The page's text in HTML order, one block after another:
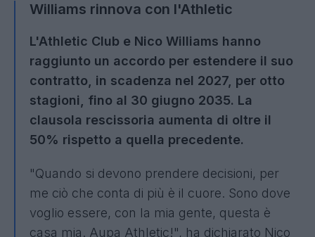
Williams rinnova con l'Athletic
L'Athletic Club e Nico Williams hanno
raggiunto un accordo per estendere il suo
contratto, in scadenza nel 2027, per otto
stagioni, fino al 30 giugno 2035. La
clausola rescissoria aumenta di oltre il
50% rispetto a quella precedente.
"Quando si devono prendere decisioni, per
me ciò che conta di più è il cuore. Sono dove
voglio essere, con la mia gente, questa è
casa mia. Aupa Athletic!", ha dichiarato Nico